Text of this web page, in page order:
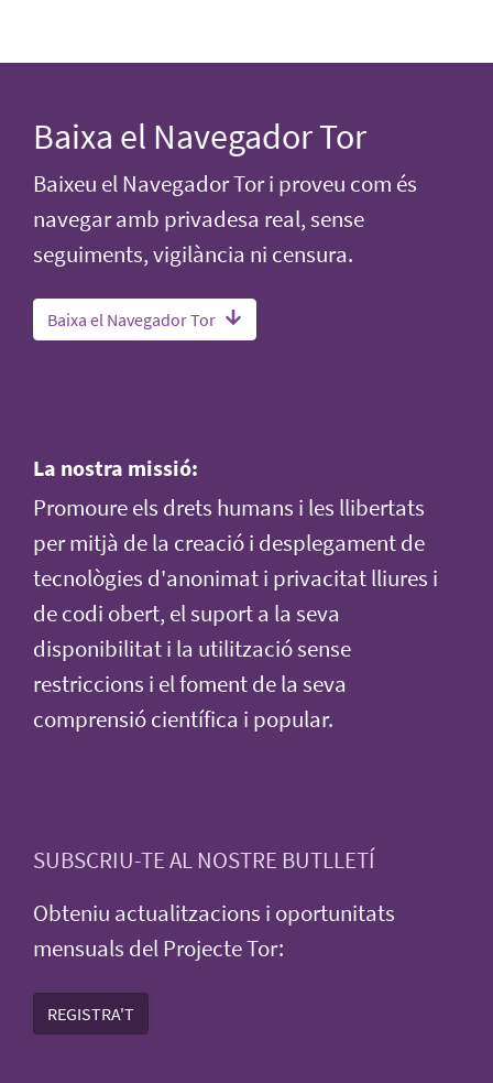
Baixa el Navegador Tor
Baixeu el Navegador Tor i proveu com és
navegar amb privadesa real, sense
seguiments, vigilància ni censura.
Baixa el Navegador Tor
La nostra missió:
Promoure els drets humans i les llibertats
per mitjà de la creació i desplegament de
tecnològies d'anonimat i privacitat lliures i
de codi obert, el suport a la seva
disponibilitat i la utilització sense
restriccions i el foment de la seva
comprensió científica i popular.
SUBSCRIU-TE AL NOSTRE BUTLLETÍ
Obteniu actualitzacions i oportunitats
mensuals del Projecte Tor:
REGISTRA'T